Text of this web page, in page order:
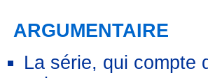
ARGUMENTAIRE
La série, qui compte